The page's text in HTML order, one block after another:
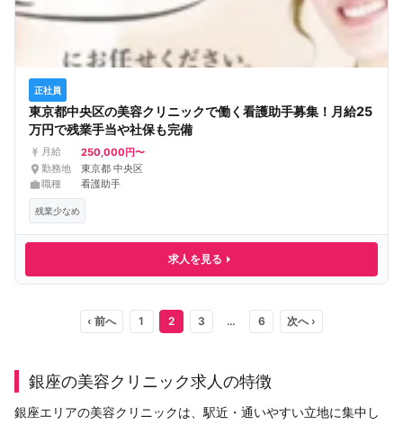
正社員
東京都中央区の美容クリニックで働く看護助手募集！月給25
万円で残業手当や社保も完備
月給 250,000円〜
勤務地
東京都 中央区
職種
看護助手
残業少なめ
求人を見る
‹ 前へ 1 2 3 … 6 次へ ›
銀座の美容クリニック求人の特徴
銀座エリアの美容クリニックは、駅近・通いやすい立地に集中し